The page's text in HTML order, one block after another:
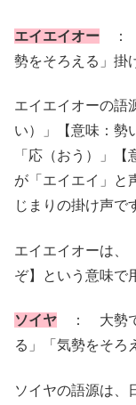
エイエイオー ：
勢をそろえる」掛
エイエイオーの語
い）」【意味：勢
「応（おう）」
が「エイエイ」と
じまりの掛け声で
エイエイオーは、
ぞ】という意味で
ソイヤ ： 大勢で
る」「気勢をそろ
ソイヤの語源は、